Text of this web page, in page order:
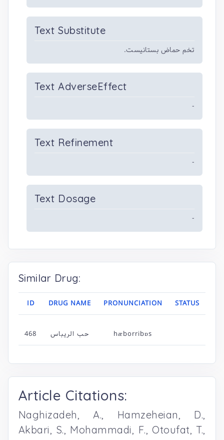
Text Substitute
تخم حماض بستانیست.
Text AdverseEffect
-
Text Refinement
-
Text Dosage
-
Similar Drug:
ID DRUG NAME PRONUNCIATION STATUS
468 حب الریباس hæborribɒs
Article Citations:
Naghizadeh, A., Hamzeheian, D.,
Akbari, S., Mohammadi, F., Otoufat, T.,